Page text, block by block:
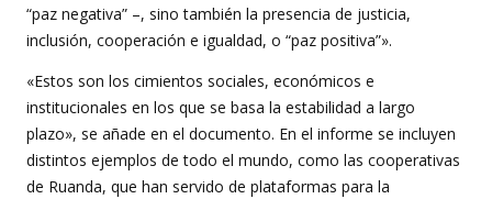
“paz negativa” –, sino también la presencia de justicia,
inclusión, cooperación e igualdad, o “paz positiva”».
«Estos son los cimientos sociales, económicos e
institucionales en los que se basa la estabilidad a largo
plazo», se añade en el documento. En el informe se incluyen
distintos ejemplos de todo el mundo, como las cooperativas
de Ruanda, que han servido de plataformas para la